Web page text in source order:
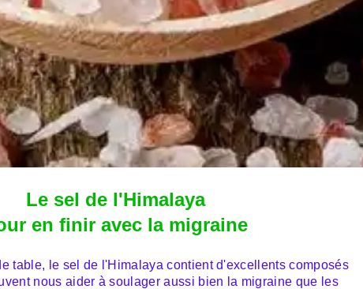
Le sel de l'Himalaya
en finir avec la migraine
table, le sel de l'Himalaya contient d'excellents composés
nous aider à soulager aussi bien la migraine que les